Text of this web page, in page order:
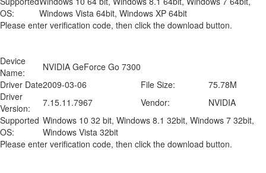
OS:
Windows Vista 64bit, Windows XP 64bit
Please enter verification code, then click the download button.
Device
Name:
NVIDIA GeForce Go 7300
Driver Date2009-03-06 File Size:
75.78M
Driver
Version:
7.15.11.7967 Vendor:
NVIDIA
Supported
OS:
Windows 10 32 bit, Windows 8.1 32bit, Windows 7 32bit,
Windows Vista 32bit
Please enter verification code, then click the download button.